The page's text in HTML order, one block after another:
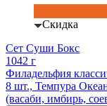
Скидка
Сет Суши Бокс
1042 г
Филадельфия
8 шт., Темпура
(васаби, имбирь,